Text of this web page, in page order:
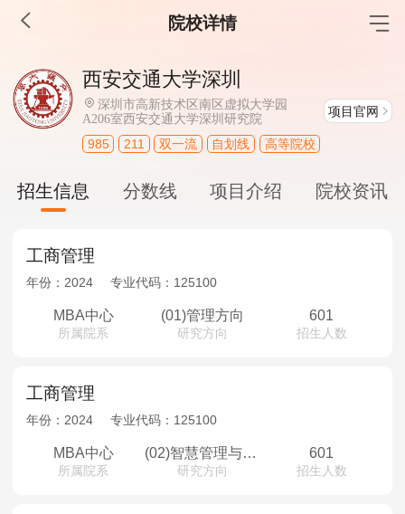
院校详情
MBA工商管理
院校库 考试报名 招生政策 学制学费
报名流程
考试真题
报考经验 招生简章
MEM工程管理
考试真题
报考经验
院校库 考试报名 招生政策
报名流程
MPAcc会计专硕
院校库 考试报名 招生政策 学制学费
报名流程
考试真题
报考经验 招生简章
西安交通大学深圳
深圳市高新技术区南区虚拟大学园
A206室西安交通大学深圳研究院
项目官网
985 211 双一流 自划线 高等院校
招生信息 分数线 项目介绍 院校资讯
工商管理
年份： 2024 专业代码： 125100
MBA中心
所属院系
(01)管理方向
研究方向
601
招生人数
工商管理
年份： 2024 专业代码： 125100
MBA中心
所属院系
(02)智慧管理与创新创业方向
研究方向
601
招生人数